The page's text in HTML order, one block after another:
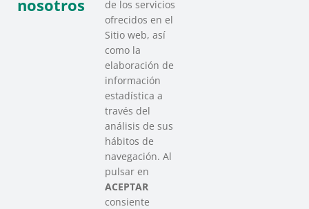
SAREEN SAREA
Asociación que agrupa a las redes
del Tercer Sector Social en Euskadi
nosotros
de los servicios
ofrecidos en el
Sitio web, así
como la
elaboración de
información
estadística a
través del
análisis de sus
hábitos de
navegación. Al
pulsar en
ACEPTAR
consiente